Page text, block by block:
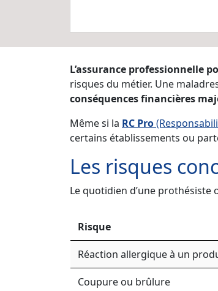
L’assurance professionnelle
risques du métier. Une
conséquences financières
Même si la RC Pro
certains établissements ou
Les risques
Le quotidien d’une prothésiste
Risque
Réaction allergique à un
Coupure ou brûlure